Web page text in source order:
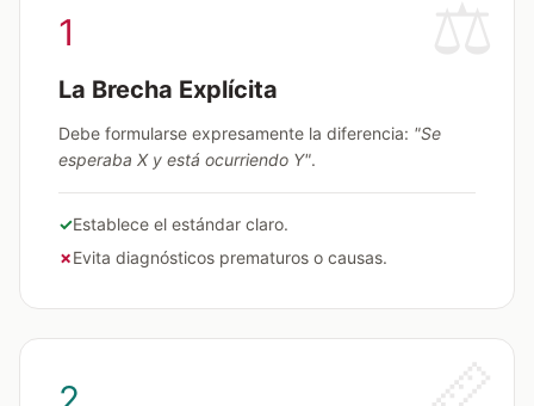
1
La Brecha Explícita
Debe formularse expresamente la diferencia: "Se
esperaba X y está ocurriendo Y".
✓Establece el estándar claro.
✗Evita diagnósticos prematuros o causas.